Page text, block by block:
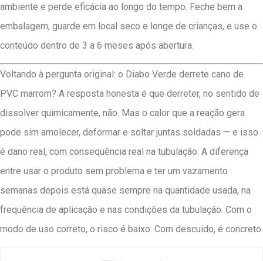
ambiente e perde eficácia ao longo do tempo. Feche bem a
embalagem, guarde em local seco e longe de crianças, e use o
conteúdo dentro de 3 a 6 meses após abertura.
Voltando à pergunta original: o Diabo Verde derrete cano de
PVC marrom? A resposta honesta é que derreter, no sentido de
dissolver quimicamente, não. Mas o calor que a reação gera
pode sim amolecer, deformar e soltar juntas soldadas — e isso
é dano real, com consequência real na tubulação. A diferença
entre usar o produto sem problema e ter um vazamento
semanas depois está quase sempre na quantidade usada, na
frequência de aplicação e nas condições da tubulação. Com o
modo de uso correto, o risco é baixo. Com descuido, é concreto.